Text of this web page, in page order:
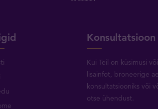
Konsultatsioon
Kui Teil on küsimusi
lisainfot, broneerige
konsultatsiooniks või
otse ühendust.